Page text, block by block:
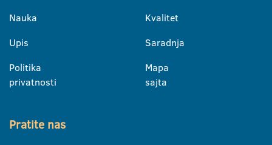
Nauka
Upis
Politika
privatnosti
Kvalitet
Saradnja
Mapa
sajta
Pratite nas